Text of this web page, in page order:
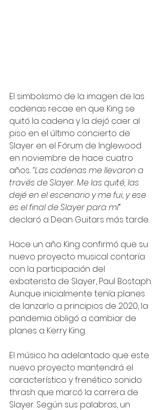
El simbolismo de la imagen de las
cadenas recae en que King se
quitó la cadena y la dejó caer al
piso en el último concierto de
Slayer en el Fórum de Inglewood
en noviembre de hace cuatro
años. “Las cadenas me llevaron a
través de Slayer. Me las quité, las
dejé en el escenario y me fui, y ese
es el final de Slayer para mí”
declaró a Dean Guitars más tarde.
Hace un año King confirmó que su
nuevo proyecto musical contaría
con la participación del
exbaterista de Slayer, Paul Bostaph.
Aunque inicialmente tenía planes
de lanzarlo a principios de 2020, la
pandemia obligó a cambiar de
planes a Kerry King.
El músico ha adelantado que este
nuevo proyecto mantendrá el
característico y frenético sonido
thrash que marcó la carrera de
Slayer. Según sus palabras, un